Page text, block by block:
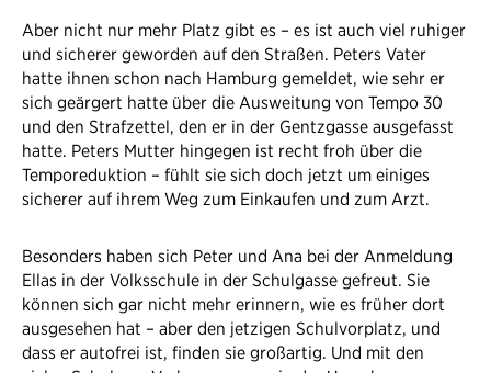
Aber nicht nur mehr Platz gibt es – es ist auch viel ruhiger
und sicherer geworden auf den Straßen. Peters Vater
hatte ihnen schon nach Hamburg gemeldet, wie sehr er
sich geärgert hatte über die Ausweitung von Tempo 30
und den Strafzettel, den er in der Gentzgasse ausgefasst
hatte. Peters Mutter hingegen ist recht froh über die
Temporeduktion – fühlt sie sich doch jetzt um einiges
sicherer auf ihrem Weg zum Einkaufen und zum Arzt.
Besonders haben sich Peter und Ana bei der Anmeldung
Ellas in der Volksschule in der Schulgasse gefreut. Sie
können sich gar nicht mehr erinnern, wie es früher dort
ausgesehen hat – aber den jetzigen Schulvorplatz, und
dass er autofrei ist, finden sie großartig. Und mit den